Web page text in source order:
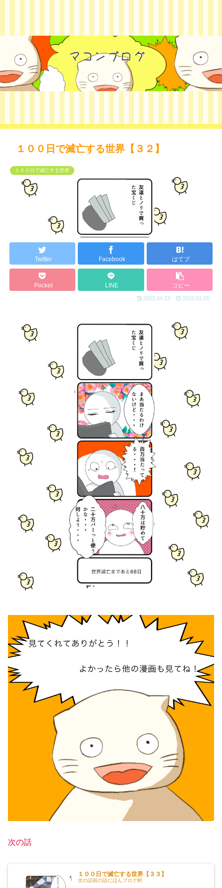
１００日で滅亡する世界【３２】
１００日で滅亡する世界
Twitter Facebook はてブ
Pocket LINE コピー
2023.04.23 2022.01.26
次の話
１００日で滅亡する世界【３３】
次の話前の話にほんブログ村